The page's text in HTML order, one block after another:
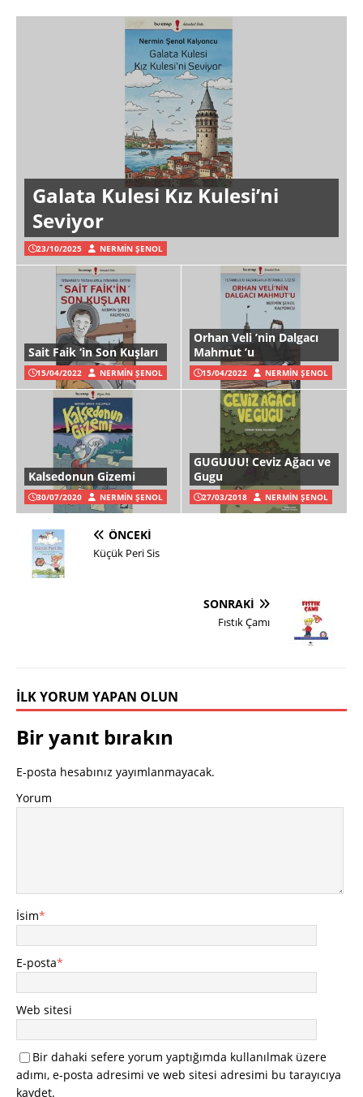
Galata Kulesi Kız Kulesi’ni
Seviyor
23/10/2025 NERMIN ŞENOL
Sait Faik ‘in Son Kuşları
15/04/2022 NERMIN ŞENOL
Orhan Veli ’nin Dalgacı
Mahmut ’u
15/04/2022 NERMIN ŞENOL
Kalsedonun Gizemi
30/07/2020 NERMIN ŞENOL
GUGUUU! Ceviz Ağacı ve
Gugu
27/03/2018 NERMIN ŞENOL
ÖNCEKI
Küçük Peri Sis
SONRAKI
Fıstık Çamı
İLK YORUM YAPAN OLUN
Bir yanıt bırakın
E-posta hesabınız yayımlanmayacak.
Yorum
İsim*
E-posta*
Web sitesi
Bir dahaki sefere yorum yaptığımda kullanılmak üzere
adımı, e-posta adresimi ve web sitesi adresimi bu tarayıcıya
kaydet.